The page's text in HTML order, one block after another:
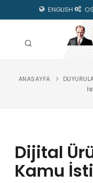
ENGLISH
HAKKIMIZDA
KILAVUZLAR
YAYINLARIMIZ
ANASAYFA
Dijital
Kamu